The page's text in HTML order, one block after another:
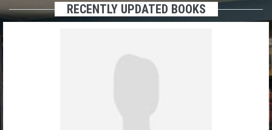
RECENTLY UPDATED BOOKS